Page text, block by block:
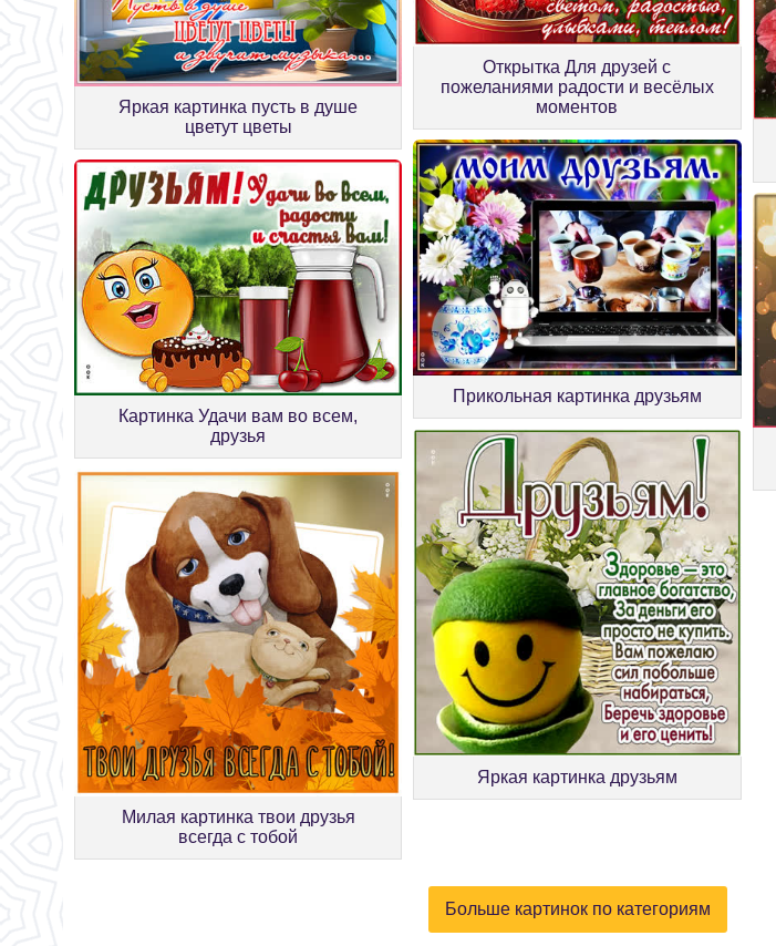
Яркая картинка пусть в душе
цветут цветы
Открытка Для друзей с
пожеланиями радости и весёлых
моментов
Картинка Удачи вам во всем,
друзья
Прикольная картинка друзьям
Милая картинка твои друзья
всегда с тобой
Яркая картинка друзьям
Больше картинок по категориям